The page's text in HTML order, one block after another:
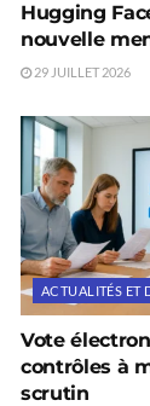
Hugging
nouvelle
29 JUILLET 2026
ACTUALITÉS ET
Vote
contrôles à
scrutin